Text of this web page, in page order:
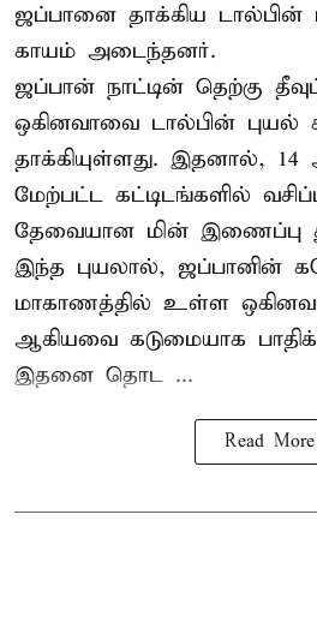
ஜப்பானை தாக்கிய டால்பின்
காயம் அடைந்தனர்.
ஜப்பான் நாட்டின் தெற்கு
ஒகினவாவை டால்பின் புயல்
தாக்கியுள்ளது. இதனால், 14
மேற்பட்ட கட்டிடங்களில்
தேவையான மின் இணைப்பு
இந்த புயலால், ஜப்பானின்
மாகாணத்தில் உள்ள
ஆகியவை கடுமையாக
இதனை தொட ...
Read More